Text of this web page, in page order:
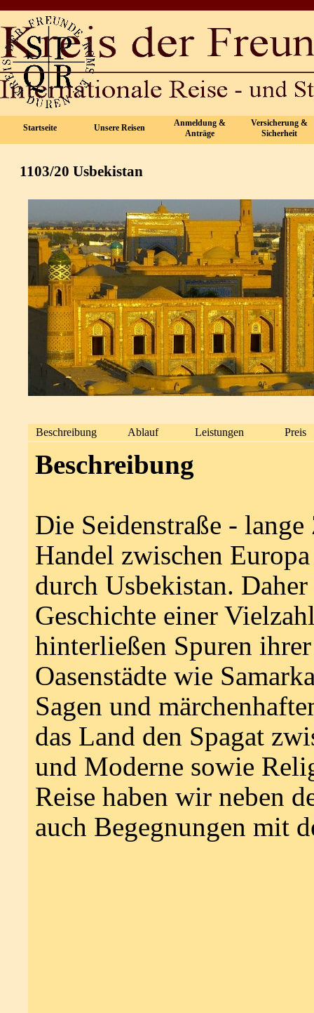
Startseite Unsere Reisen ▼
Anmeldung &
Anträge
▼
Versicherung &
Sicherheit
1103/20 Usbekistan
Beschreibung Ablauf Leistungen Preis
Beschreibung
Die Seidenstraße -
Handel zwischen
durch Usbekistan.
Geschichte einer
hinterließen Spuren
Oasenstädte wie
Sagen und
das Land den Spagat
und Moderne sowie
Reise haben wir neben
auch Begegnungen mit